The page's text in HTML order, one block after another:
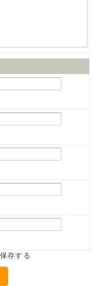
存する